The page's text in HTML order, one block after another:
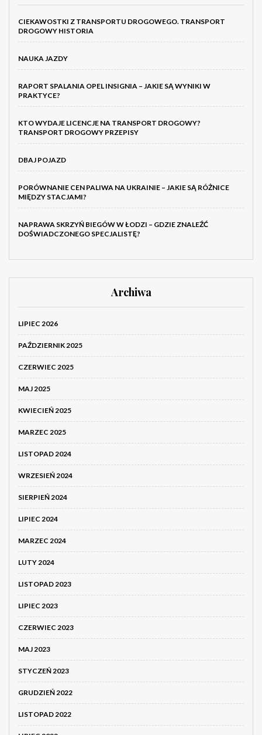
CIEKAWOSTKI Z TRANSPORTU DROGOWEGO. TRANSPORT
DROGOWY HISTORIA
NAUKA JAZDY
RAPORT SPALANIA OPEL INSIGNIA – JAKIE SĄ WYNIKI W
PRAKTYCE?
KTO WYDAJE LICENCJE NA TRANSPORT DROGOWY?
TRANSPORT DROGOWY PRZEPISY
DBAJ POJAZD
PORÓWNANIE CEN PALIWA NA UKRAINIE – JAKIE SĄ RÓŻNICE
MIĘDZY STACJAMI?
NAPRAWA SKRZYŃ BIEGÓW W ŁODZI – GDZIE ZNALEŹĆ
DOŚWIADCZONEGO SPECJALISTĘ?
Archiwa
LIPIEC 2026
PAŹDZIERNIK 2025
CZERWIEC 2025
MAJ 2025
KWIECIEŃ 2025
MARZEC 2025
LISTOPAD 2024
WRZESIEŃ 2024
SIERPIEŃ 2024
LIPIEC 2024
MARZEC 2024
LUTY 2024
LISTOPAD 2023
LIPIEC 2023
CZERWIEC 2023
MAJ 2023
STYCZEŃ 2023
GRUDZIEŃ 2022
LISTOPAD 2022